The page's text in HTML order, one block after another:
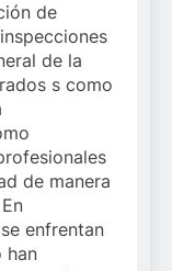
de
de la
s como
de manera
enfrentan
han